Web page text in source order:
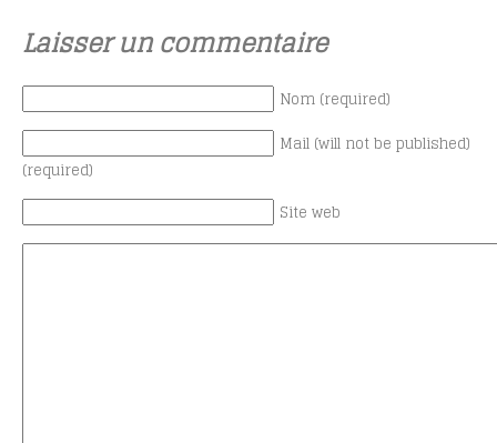
Laisser un commentaire
Nom (required)
Mail (will not be published)
(required)
Site web